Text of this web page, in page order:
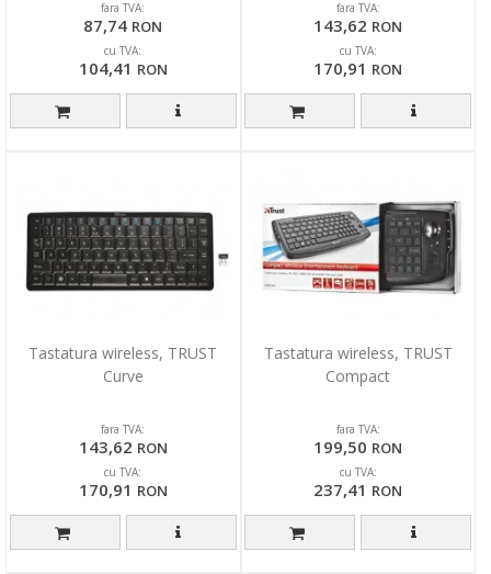
fara TVA:
87,74 RON
cu TVA:
104,41 RON
fara TVA:
143,62 RON
cu TVA:
170,91 RON
Tastatura wireless, TRUST
Curve
fara TVA:
143,62 RON
cu TVA:
170,91 RON
Tastatura wireless, TRUST
Compact
fara TVA:
199,50 RON
cu TVA:
237,41 RON